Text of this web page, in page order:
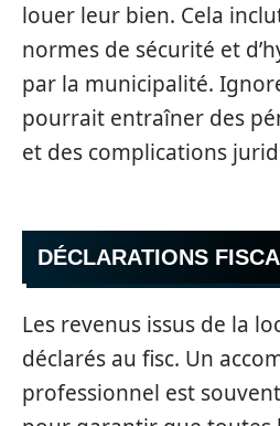
louer leur bien. Cela
normes de sécurité et
par la municipalité.
pourrait entraîner des
et des complications
DÉCLARATIONS
Les revenus issus de la
déclarés au fisc. Un
professionnel est